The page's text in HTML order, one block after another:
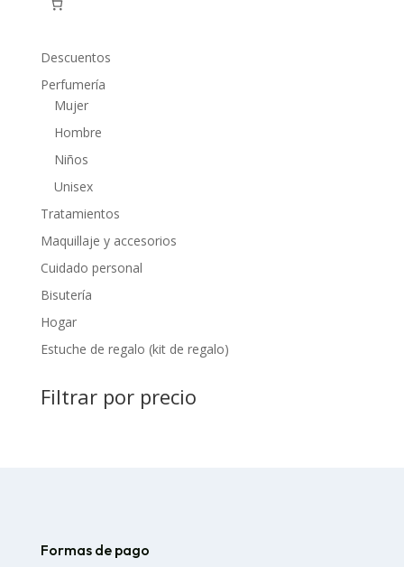
Descuentos
Perfumería
Mujer
Hombre
Niños
Unisex
Tratamientos
Maquillaje y accesorios
Cuidado personal
Bisutería
Hogar
Estuche de regalo (kit de regalo)
Filtrar por precio
Formas de pago